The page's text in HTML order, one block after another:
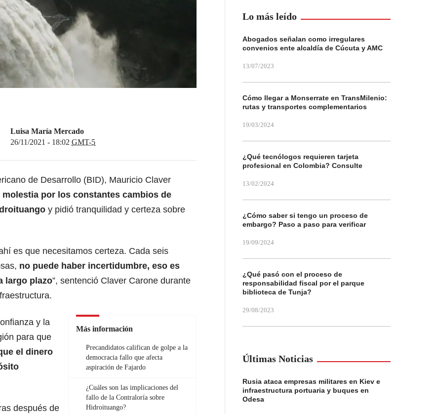
Luisa María Mercado
26/11/2021 - 18:02 GMT-5
de Desarrollo (BID), Mauricio Claver
molestia por los constantes cambios de
y pidió tranquilidad y certeza sobre
es que necesitamos certeza. Cada seis
no puede haber incertidumbre, eso es
largo plazo”, sentenció Claver Carone durante
Más información
Precandidatos califican de golpe a la
democracia fallo que afecta
aspiración de Fajardo
¿Cuáles son las implicaciones del
fallo de la Contraloría sobre
Hidroituango?
y la
para que
el dinero
después de
Lo más leído
Abogados señalan como irregulares
convenios ente alcaldía de Cúcuta y AMC
13/07/2023
Cómo llegar a Monserrate en TransMilenio:
rutas y transportes complementarios
19/03/2024
¿Qué tecnólogos requieren tarjeta
profesional en Colombia? Consulte
13/02/2024
¿Cómo saber si tengo un proceso de
embargo? Paso a paso para verificar
19/09/2024
¿Qué pasó con el proceso de
responsabilidad fiscal por el parque
biblioteca de Tunja?
29/08/2023
Últimas Noticias
Rusia ataca empresas militares en Kiev e
infraestructura portuaria y buques en
Odesa